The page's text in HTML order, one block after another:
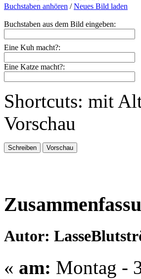
Buchstaben anhören /Neues Bild laden
Buchstaben aus dem Bild eingeben:
Eine Kuh macht?:
Eine Katze macht?:
Shortcuts: mit
Vorschau
Autor:
« am: Montag -